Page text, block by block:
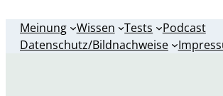
Meinung Wissen Tests
Podcast
Datenschutz/Bildnachweise